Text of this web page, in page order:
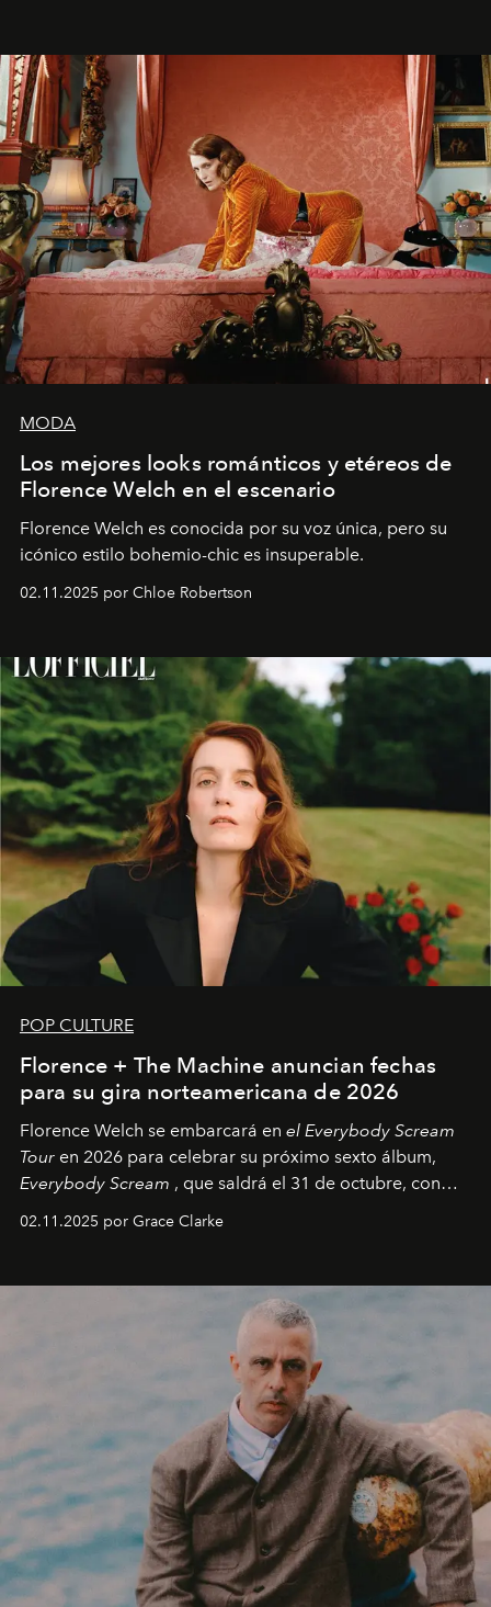
MODA
Los mejores looks románticos y etéreos de
Florence Welch en el escenario
Florence Welch es conocida por su voz única, pero su
icónico estilo bohemio-chic es insuperable.
02.11.2025 por Chloe Robertson
POP CULTURE
Florence + The Machine anuncian fechas
para su gira norteamericana de 2026
Florence Welch se embarcará en el Everybody Scream
Tour en 2026 para celebrar su próximo sexto álbum,
Everybody Scream , que saldrá el 31 de octubre, con
02.11.2025 por Grace Clarke